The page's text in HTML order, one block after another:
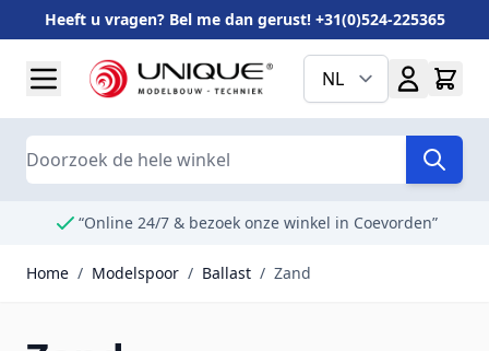
Heeft u vragen? Bel me dan gerust! +31(0)524-225365
NL
Search
“Online 24/7 & bezoek onze winkel in Coevorden”
Home / Modelspoor / Ballast / Zand